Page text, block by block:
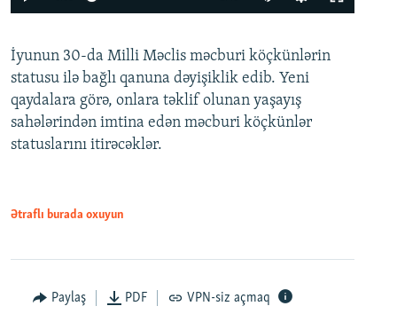
Auto 240p 360p 480p
360p
480p
720p
İyunun 30-da Milli Məclis məcburi köçkünlərin
statusu ilə bağlı qanuna dəyişiklik edib. Yeni
qaydalara görə, onlara təklif olunan yaşayış
sahələrindən imtina edən məcburi köçkünlər
statuslarını itirəcəklər.
Ətraflı burada oxuyun
Paylaş PDF VPN-siz açmaq